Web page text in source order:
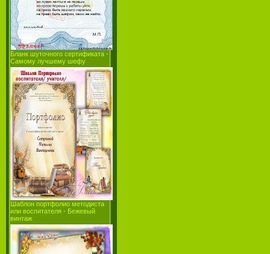
Бланк шуточного сертификата -
Самому лучшему шефу
Шаблон портфолио методиста
или воспитателя - Бежевый
винтаж